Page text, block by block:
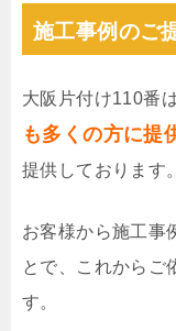
施工事例のご
大阪片付け110番は
も多くの方に提
提供しております。
お客様から施工事
とで、これからご
す。